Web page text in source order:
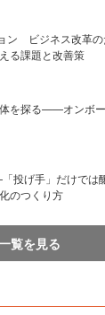
ン ビジネス改革
る課題と改善策
体を探る——オンボ
投げ手」だけでは
のつくり方
覧を見る